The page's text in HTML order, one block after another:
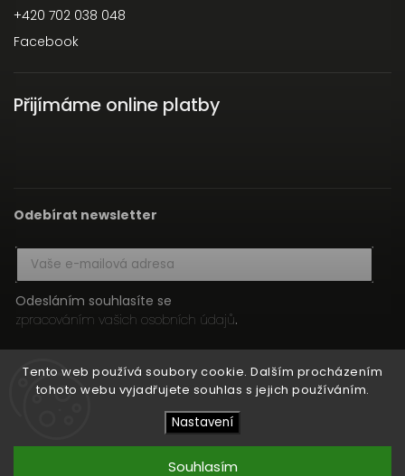
Tento web používá soubory cookie. Dalším procházením
tohoto webu vyjadřujete souhlas s jejich používáním.
Nastavení
Souhlasím
+420 702 038 048
Facebook
Přijímáme online platby
Odebírat newsletter
Odesláním souhlasíte se
zpracováním vašich osobních údajů.
HIFI MEDIA. Všechna práva vyhrazena.
Upravit nastavení cookies